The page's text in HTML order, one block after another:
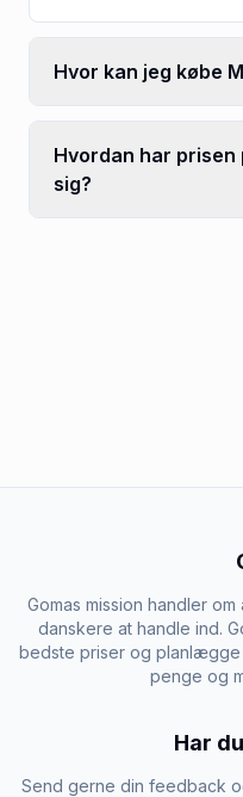
Hvor kan jeg købe
Hvordan har prisen
sig?
Gomas mission handler
danskere at handle ind.
bedste priser og planlægge
penge og
Har
Send gerne din feedback